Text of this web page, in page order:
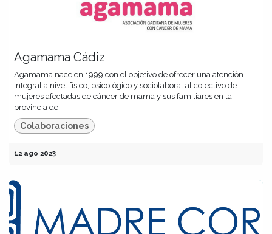
Agamama Cádiz
Agamama nace en 1999 con el objetivo de ofrecer una atención
integral a nivel físico, psicológico y sociolaboral al colectivo de
mujeres afectadas de cáncer de mama y sus familiares en la
provincia de...
Colaboraciones
12 ago 2023